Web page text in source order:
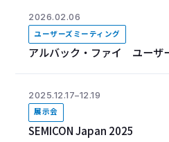
2026.02.06
ユーザーズミーティング
アルバック・ファイ ユーザ
2025.12.17–12.19
展示会
SEMICON Japan 2025